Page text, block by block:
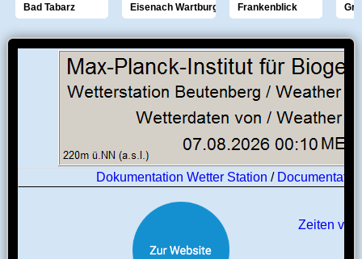
Bad Tabarz Eisenach Wartburg Frankenblick